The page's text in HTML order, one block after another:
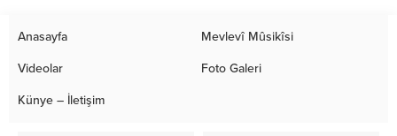
Anasayfa Mevlevî Mûsikîsi
Videolar Foto Galeri
Künye – İletişim